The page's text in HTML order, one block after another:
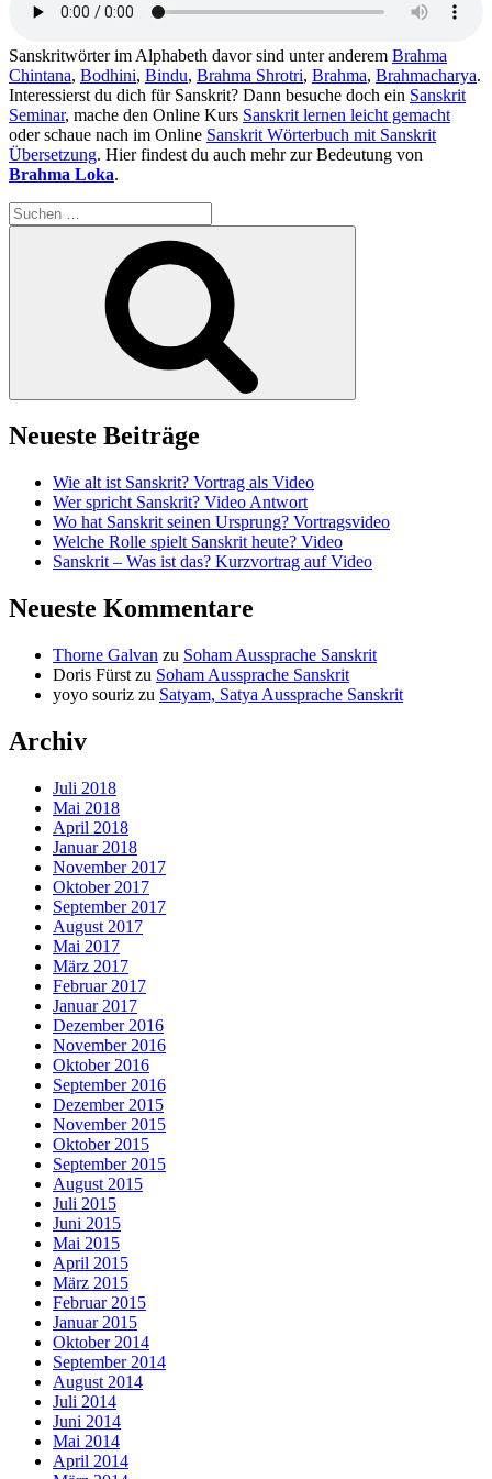
Sanskritwörter im Alphabeth davor sind unter anderem Brahma
Chintana, Bodhini, Bindu, Brahma Shrotri, Brahma, Brahmacharya.
Interessierst du dich für Sanskrit? Dann besuche doch ein Sanskrit
Seminar, mache den Online Kurs Sanskrit lernen leicht gemacht
oder schaue nach im Online Sanskrit Wörterbuch mit Sanskrit
Übersetzung. Hier findest du auch mehr zur Bedeutung von
Brahma Loka.
Suchen
nach:
Neueste Beiträge
Wie alt ist Sanskrit? Vortrag als Video
Wer spricht Sanskrit? Video Antwort
Wo hat Sanskrit seinen Ursprung? Vortragsvideo
Welche Rolle spielt Sanskrit heute? Video
Sanskrit – Was ist das? Kurzvortrag auf Video
Neueste Kommentare
Thorne Galvan zu Soham Aussprache Sanskrit
Doris Fürst zu Soham Aussprache Sanskrit
yoyo souriz zu Satyam, Satya Aussprache Sanskrit
Archiv
Juli 2018
Mai 2018
April 2018
Januar 2018
November 2017
Oktober 2017
September 2017
August 2017
Mai 2017
März 2017
Februar 2017
Januar 2017
Dezember 2016
November 2016
Oktober 2016
September 2016
Dezember 2015
November 2015
Oktober 2015
September 2015
August 2015
Juli 2015
Juni 2015
Mai 2015
April 2015
März 2015
Februar 2015
Januar 2015
Oktober 2014
September 2014
August 2014
Juli 2014
Juni 2014
Mai 2014
April 2014